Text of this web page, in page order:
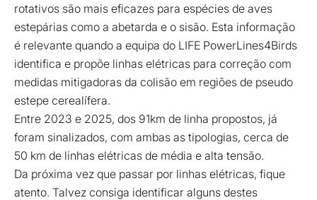
rotativos são mais eficazes para espécies de aves
estepárias como a abetarda e o sisão. Esta informação
é relevante quando a equipa do LIFE PowerLines4Birds
identifica e propõe linhas elétricas para correção com
medidas mitigadoras da colisão em regiões de pseudo
estepe cerealífera.
Entre 2023 e 2025, dos 91km de linha propostos, já
foram sinalizados, com ambas as tipologias, cerca de
50 km de linhas elétricas de média e alta tensão.
Da próxima vez que passar por linhas elétricas, fique
atento. Talvez consiga identificar alguns destes